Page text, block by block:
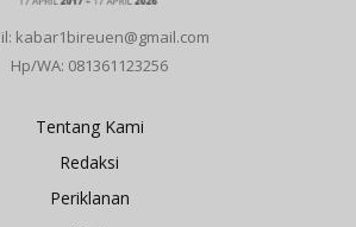
kabar1bireuen@gmail.com
Hp/WA: 081361123256
Tentang Kami
Redaksi
Periklanan